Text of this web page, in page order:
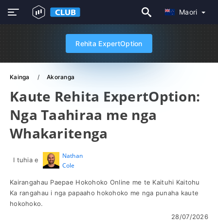
Maori
Rehita ExpertOption
Kainga Akoranga
Kaute Rehita ExpertOption:
Nga Taahiraa me nga
Whakaritenga
I tuhia e
Nathan
Cole
Kairangahau Paepae Hokohoko Online me te Kaituhi Kaitohu
Ka rangahau i nga papaaho hokohoko me nga punaha kaute
hokohoko.
28/07/2026